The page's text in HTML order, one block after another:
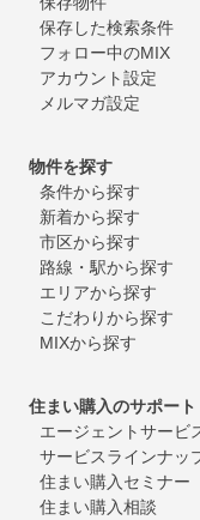
保存した検索条件
フォロー中のMIX
アカウント設定
メルマガ設定
物件を探す
条件から探す
新着から探す
市区から探す
路線・駅から探す
エリアから探す
こだわりから探す
MIXから探す
住まい購入のサポート
エージェントサービ
サービスラインナッ
住まい購入セミナー
住まい購入相談